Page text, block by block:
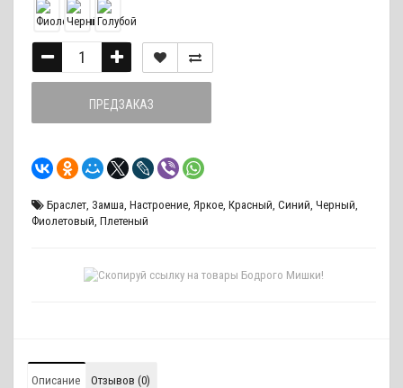
ПРЕДЗАКАЗ
Браслет, Замша, Настроение, Яркое, Красный, Синий, Черный,
Фиолетовый, Плетеный
Описание Отзывов (0)